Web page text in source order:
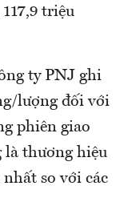
triệu
ty PNJ ghi
lượng đối với
phiên giao
là thương hiệu
so với các